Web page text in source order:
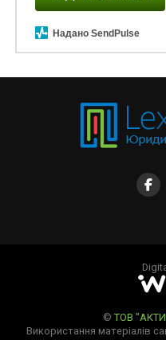
Надано SendPulse
© ТОВ
Використання матеріалів